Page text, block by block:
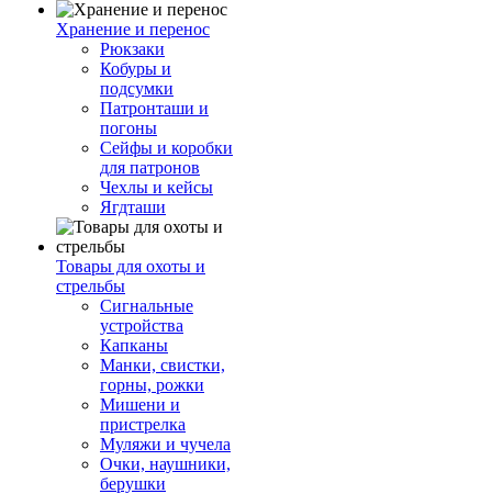
Хранение и перенос
Рюкзаки
Кобуры и
подсумки
Патронташи и
погоны
Сейфы и коробки
для патронов
Чехлы и кейсы
Ягдташи
Товары для охоты и
стрельбы
Сигнальные
устройства
Капканы
Манки, свистки,
горны, рожки
Мишени и
пристрелка
Муляжи и чучела
Очки, наушники,
берушки